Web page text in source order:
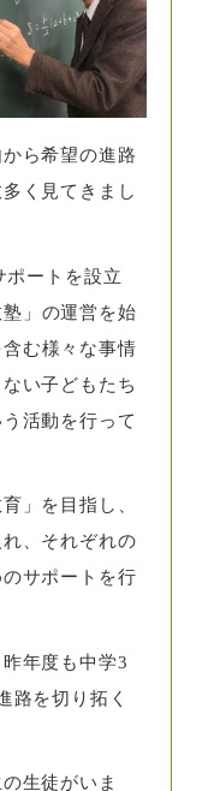
ら希望の進路
く見てきまし
ポートを設立
塾」の運営を始
む様々な事情
い子どもたち
活動を行って
」を目指し、
、それぞれの
サポートを行
年度も中学3
路を切り拓く
生徒がいま